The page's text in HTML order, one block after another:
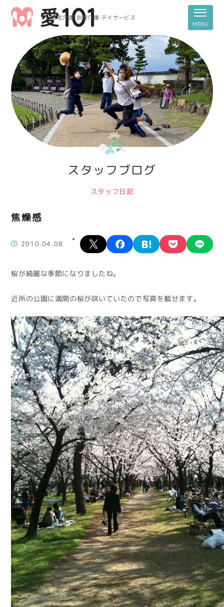
居宅介護・訪問介護・デイサービス
スタッフブログ
スタッフ日記
焦燥感
2010.04.08
X facebookhatena pocket
桜が綺麗な季節になりましたね。
近所の公園に満開の桜が咲いていたので写真を載せます。